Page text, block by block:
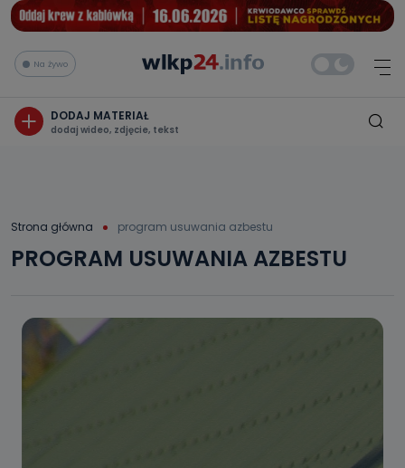
Na żywo
DODAJ MATERIAŁ
dodaj wideo, zdjęcie, tekst
Strona główna program usuwania azbestu
PROGRAM USUWANIA AZBESTU